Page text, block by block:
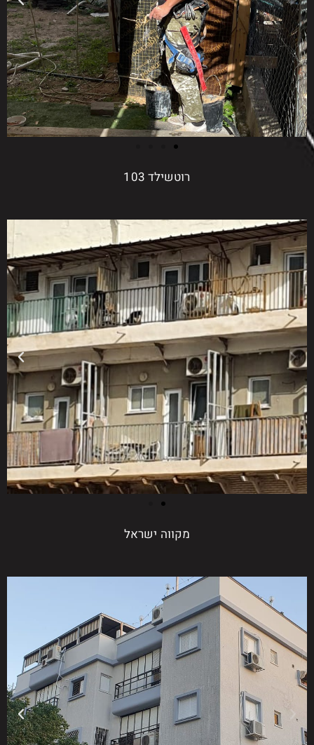
רוטשילד 103
מקווה ישראל